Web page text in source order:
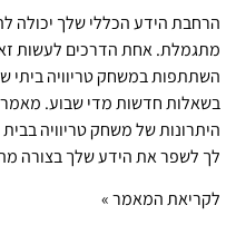
הרחבת הידע הכללי שלך יכולה
מתגמלת. אחת הדרכים לעשות
השתתפות במשחק טריוויה ביתי
בשאלות חדשות מדי שבוע. מאמר
היתרונות של משחק טריוויה בבית
לך לשפר את הידע שלך בצורה
לקריאת המאמר »